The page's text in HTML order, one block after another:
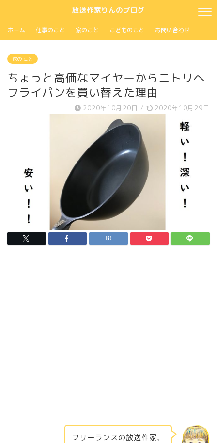
放送作家りんのブログ
ホーム 仕事のこと 家のこと こどものこと お問い合わせ
家の こと
ちょっと高価なマイヤーからニトリへ
フライパンを買い替えた理由
2020年10月20日 / 2020年10月29日
フリーランスの放送作家、